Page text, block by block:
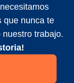
que nunca te
trabajo.